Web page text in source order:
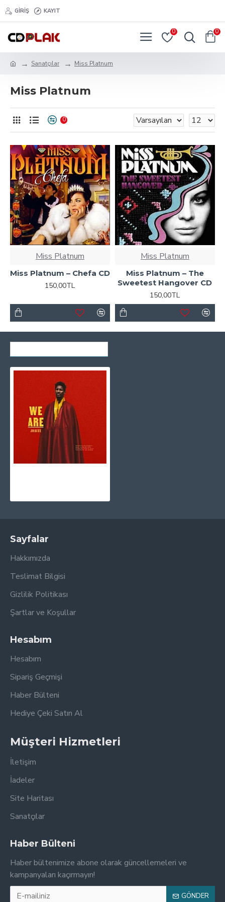
GIRIŞ KAYIT
0 0
Sanatçılar Miss Platnum
Miss Platnum
0
Miss Platnum
Miss Platnum – Chefa CD
150,00TL
Miss Platnum
Miss Platnum – The
Sweetest Hangover CD
150,00TL
Sayfalar
Hakkımızda
Teslimat Bilgisi
Gizlilik Politikası
Şartlar ve Koşullar
Hesabım
Hesabım
Sipariş Geçmişi
Haber Bülteni
Hediye Çeki Satın Al
Müşteri Hizmetleri
İletişim
İadeler
Site Haritası
Sanatçılar
Haber Bülteni
Haber bültenimize abone olarak güncellemeleri ve
kampanyaları kaçırmayın!
GÖNDER